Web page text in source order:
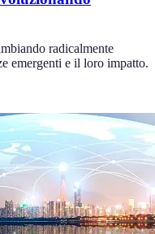
radicalmente
emergenti e il loro impatto.